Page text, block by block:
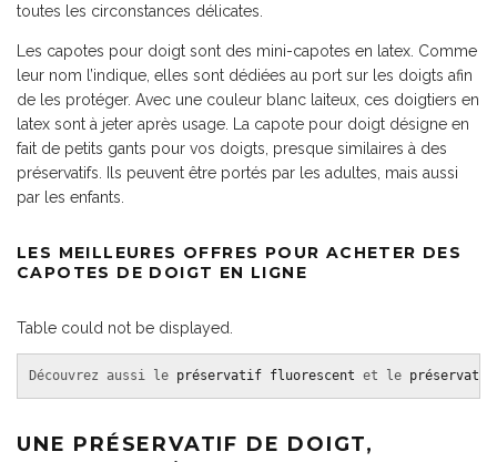
toutes les circonstances délicates.
Les capotes pour doigt sont des mini-capotes en latex. Comme
leur nom l’indique, elles sont dédiées au port sur les doigts afin
de les protéger. Avec une couleur blanc laiteux, ces doigtiers en
latex sont à jeter après usage. La capote pour doigt désigne en
fait de petits gants pour vos doigts, presque similaires à des
préservatifs. Ils peuvent être portés par les adultes, mais aussi
par les enfants.
LES MEILLEURES OFFRES POUR ACHETER DES
CAPOTES DE DOIGT EN LIGNE
Table could not be displayed.
Découvrez aussi le préservatif fluorescent et le préservatif
UNE PRÉSERVATIF DE DOIGT,